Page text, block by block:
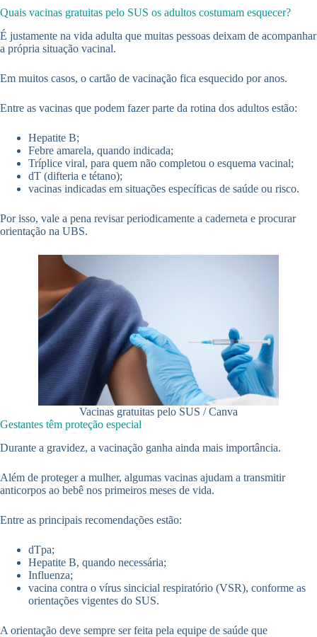
Quais vacinas gratuitas pelo SUS os adultos costumam esquecer?
É justamente na vida adulta que muitas pessoas deixam de acompanhar
a própria situação vacinal.
Em muitos casos, o cartão de vacinação fica esquecido por anos.
Entre as vacinas que podem fazer parte da rotina dos adultos estão:
Hepatite B;
Febre amarela, quando indicada;
Tríplice viral, para quem não completou o esquema vacinal;
dT (difteria e tétano);
vacinas indicadas em situações específicas de saúde ou risco.
Por isso, vale a pena revisar periodicamente a caderneta e procurar
orientação na UBS.
Vacinas gratuitas pelo SUS / Canva
Gestantes têm proteção especial
Durante a gravidez, a vacinação ganha ainda mais importância.
Além de proteger a mulher, algumas vacinas ajudam a transmitir
anticorpos ao bebê nos primeiros meses de vida.
Entre as principais recomendações estão:
dTpa;
Hepatite B, quando necessária;
Influenza;
vacina contra o vírus sincicial respiratório (VSR), conforme as
orientações vigentes do SUS.
A orientação deve sempre ser feita pela equipe de saúde que